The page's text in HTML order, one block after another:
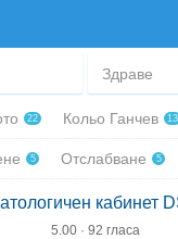
Здраве
22 Кольо Ганчев 13
5 Отслабване 5
кабинет
5.00 · 92 гласа